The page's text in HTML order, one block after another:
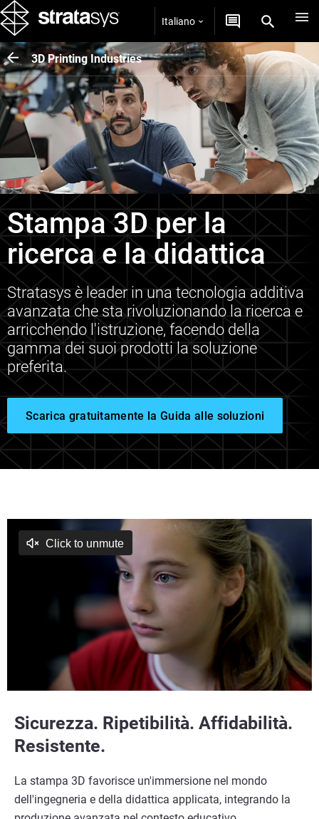
Italiano
3D Printing Industries
Stampa 3D per la
ricerca e la didattica
Stratasys è leader in una tecnologia additiva
avanzata che sta rivoluzionando la ricerca e
arricchendo l'istruzione, facendo della
gamma dei suoi prodotti la soluzione
preferita.
Scarica gratuitamente la Guida alle soluzioni
Sicurezza. Ripetibilità. Affidabilità.
Resistente.
La stampa 3D favorisce un'immersione nel mondo
dell'ingegneria e della didattica applicata, integrando la